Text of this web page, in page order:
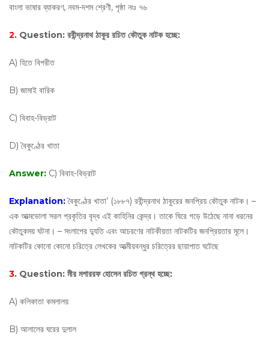
বাংলা ভাষার ব্যাকরণ, নবম-দশম শ্রেণী, পৃষ্ঠা নংঃ ৭৬
2. Question: রবীন্দ্রনাথ ঠাকুর রচিত কৌতুক নাটক হচ্ছে:
A) হিতে বিপরীত
B) জামাই বারিক
C) বিবাহ-বিভ্রাট
D) বৈকুণ্ঠের খাতা
Answer: C) বিবাহ-বিভ্রাট
Explanation:বৈকুণ্ঠের খাতা’ (১৮৮৭) রবীন্দ্রনাথ ঠাকুরের জনপ্রিয় কৌতুক নাটক। –
এক আত্মভােলা সরল প্রকৃতির বৃদ্ধ এই কাহিনির কেন্দ্র। তাকে ঘিরে গড়ে উঠেছে নানা ধরনের
কৌতুকময় ঘটনা। – সংলাপের দ্যুতি এবং আচরণের নাটকীয়তা নাটকটির জনপ্রিয়তার মূলে।
নাটকটির কোনাে কোনাে চরিত্রে লেখকের আত্মীয়বন্ধুর চরিত্রের ছায়াপাত ঘটেছে
3. Question: মীর মশাররফ হোসেন রচিত গ্রন্থ হচ্ছে:
A) কলিকাতা কমলালয়
B) আলালের ঘরের দুলাল